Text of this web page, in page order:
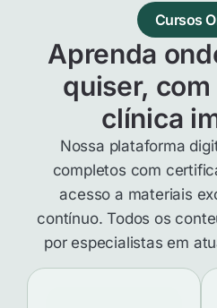
Cursos
Aprenda
quiser,
clínica
Nossa plataforma
completos com
acesso a materiais
contínuo. Todos os
por especialistas em